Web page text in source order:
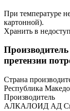
При температуре
картонной).
Хранить в
претензии
Страна
Республика
Производитель
АЛКАЛОИД АД